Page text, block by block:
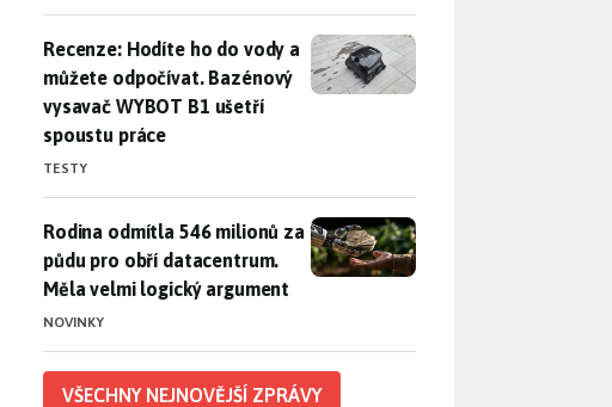
Recenze: Hodíte ho do vody a můžete odpočívat. Bazénový
Recenze: Hodíte ho do vody a
můžete odpočívat. Bazénový
vysavač WYBOT B1 ušetří
spoustu práce
TESTY
Rodina odmítla 546 milionů za půdu pro obří datacentrum. Měla
Rodina odmítla 546 milionů za
půdu pro obří datacentrum.
Měla velmi logický argument
NOVINKY
VŠECHNY NEJNOVĚJŠÍ ZPRÁVY